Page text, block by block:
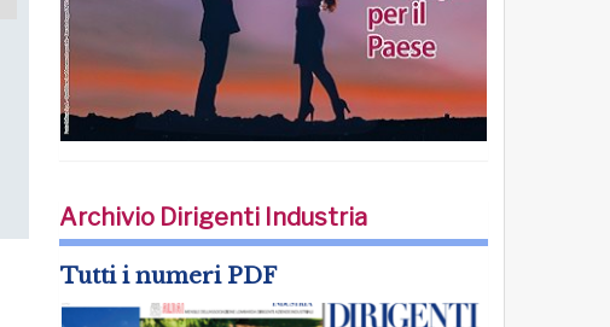
Archivio Dirigenti Industria
Tutti i numeri PDF